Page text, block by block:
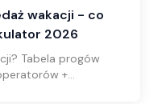
wakacji - co
2026
Tabela progów
+